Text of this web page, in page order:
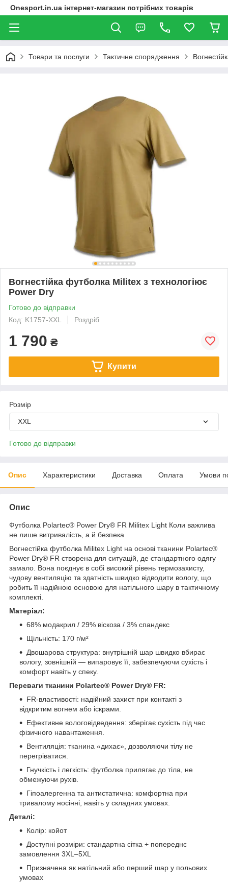
Onesport.in.ua інтернет-магазин потрібних товарів
Товари та послуги Тактичне спорядження
Вогнестійка футболка Militex з технологіює
Power Dry
Готово до відправки
Код: K1757-XXL
Роздріб
1 790 ₴
Купити
Розмір
XXL
Готово до відправки
Опис Характеристики Доставка Оплата Умови
Опис
Футболка Polartec® Power Dry® FR Militex Light Коли важлива
не лише витривалість, а й безпека
Вогнестійка футболка Militex Light на основі тканини Polartec®
Power Dry® FR створена для ситуацій, де стандартного одягу
замало. Вона поєднує в собі високий рівень термозахисту,
чудову вентиляцію та здатність швидко відводити вологу, що
робить її надійною основою для натільного шару в тактичному
комплекті.
Матеріал:
68% модакрил / 29% віскоза / 3% спандекс
Щільність: 170 г/м²
Двошарова структура: внутрішній шар швидко вбирає
вологу, зовнішній — випаровує її, забезпечуючи сухість і
комфорт навіть у спеку.
Переваги тканини Polartec® Power Dry® FR:
FR-властивості: надійний захист при контакті з
відкритим вогнем або іскрами.
Ефективне вологовідведення: зберігає сухість під час
фізичного навантаження.
Вентиляція: тканина «дихає», дозволяючи тілу не
перегріватися.
Гнучкість і легкість: футболка прилягає до тіла, не
обмежуючи рухів.
Гіпоалергенна та антистатична: комфортна при
тривалому носінні, навіть у складних умовах.
Деталі:
Колір: койот
Доступні розміри: стандартна сітка + попереднє
замовлення 3XL–5XL
Призначена як натільний або перший шар у польових
умовах